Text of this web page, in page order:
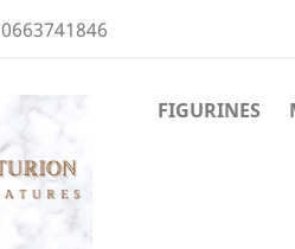
0663741846
FIGURINES